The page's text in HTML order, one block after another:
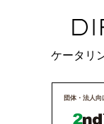
ケータリ
団体・法人向